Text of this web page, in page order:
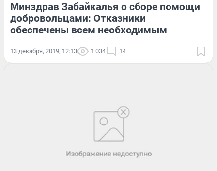
Минздрав Забайкалья о сборе помощи
добровольцами: Отказники
обеспечены всем необходимым
13 декабря, 2019, 12:13 1 034 14